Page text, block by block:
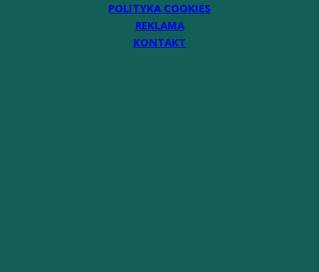
POLITYKA COOKIES
REKLAMA
KONTAKT